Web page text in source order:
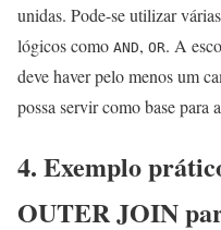
unidas. Pode-se utilizar
lógicos como AND, OR. A
deve haver pelo menos um
possa servir como base para
4. Exemplo
OUTER JOIN